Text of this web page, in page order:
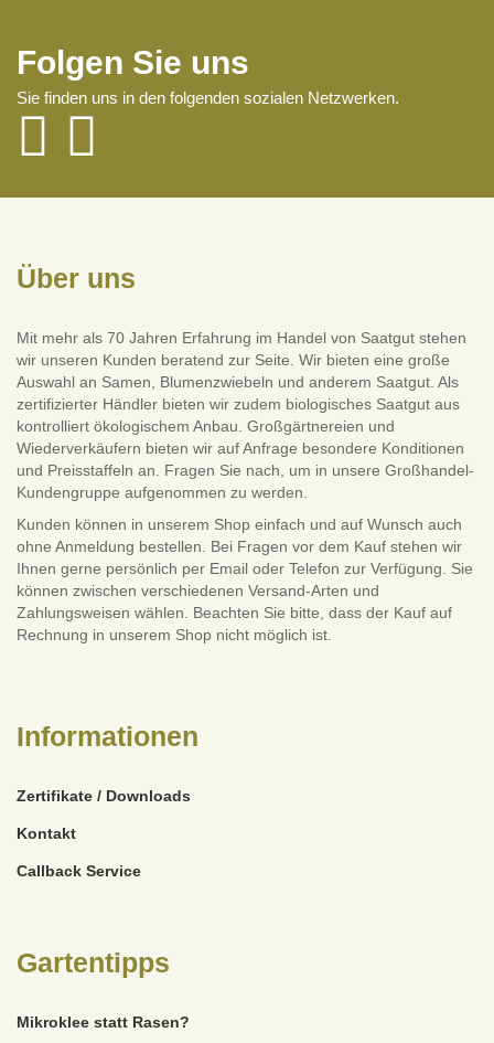
Folgen Sie uns
Sie finden uns in den folgenden sozialen Netzwerken.
Über uns
Mit mehr als 70 Jahren Erfahrung im Handel von Saatgut stehen
wir unseren Kunden beratend zur Seite. Wir bieten eine große
Auswahl an Samen, Blumenzwiebeln und anderem Saatgut. Als
zertifizierter Händler bieten wir zudem biologisches Saatgut aus
kontrolliert ökologischem Anbau. Großgärtnereien und
Wiederverkäufern bieten wir auf Anfrage besondere Konditionen
und Preisstaffeln an. Fragen Sie nach, um in unsere Großhandel-
Kundengruppe aufgenommen zu werden.
Kunden können in unserem Shop einfach und auf Wunsch auch
ohne Anmeldung bestellen. Bei Fragen vor dem Kauf stehen wir
Ihnen gerne persönlich per Email oder Telefon zur Verfügung. Sie
können zwischen verschiedenen Versand-Arten und
Zahlungsweisen wählen. Beachten Sie bitte, dass der Kauf auf
Rechnung in unserem Shop nicht möglich ist.
Informationen
Zertifikate / Downloads
Kontakt
Callback Service
Gartentipps
Mikroklee statt Rasen?